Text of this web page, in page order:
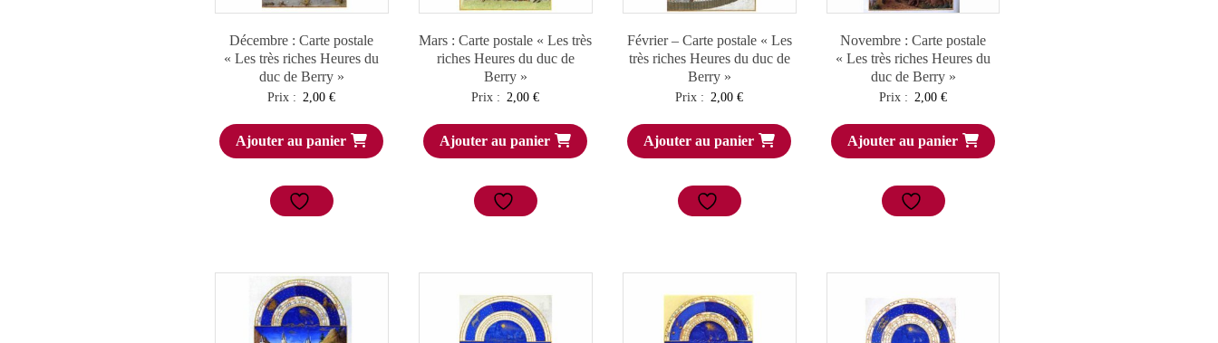
Décembre : Carte postale
« Les très riches Heures du
duc de Berry »
Prix : 2,00€
Ajouter au panier
Mars : Carte postale « Les très
riches Heures du duc de
Berry »
Prix : 2,00€
Ajouter au panier
Février – Carte postale « Les
très riches Heures du duc de
Berry »
Prix : 2,00€
Ajouter au panier
Novembre : Carte postale
« Les très riches Heures du
duc de Berry »
Prix : 2,00€
Ajouter au panier